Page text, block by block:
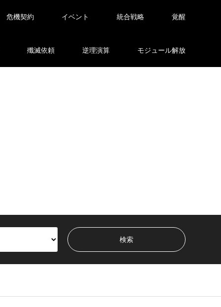
危機契約 イベント 統合戦略 覚醒
殲滅依頼 逆理演算 モジュール解放